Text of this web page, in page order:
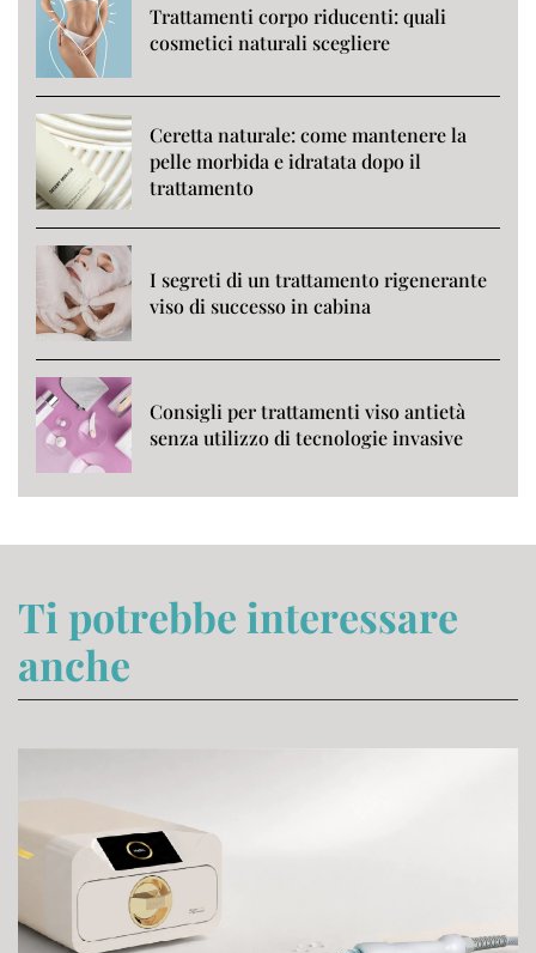
Trattamenti corpo riducenti: quali
cosmetici naturali scegliere
Ceretta naturale: come mantenere la
pelle morbida e idratata dopo il
trattamento
I segreti di un trattamento rigenerante
viso di successo in cabina
Consigli per trattamenti viso antietà
senza utilizzo di tecnologie invasive
Ti potrebbe interessare
anche